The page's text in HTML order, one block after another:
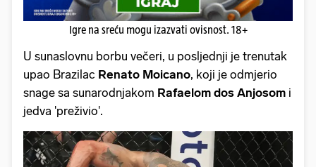
Igre na sreću mogu izazvati ovisnost. 18+
U sunaslovnu borbu večeri, u posljednji je trenutak
upao Brazilac Renato Moicano, koji je odmjerio
snage sa sunarodnjakom Rafaelom dos Anjosom i
jedva 'preživio'.